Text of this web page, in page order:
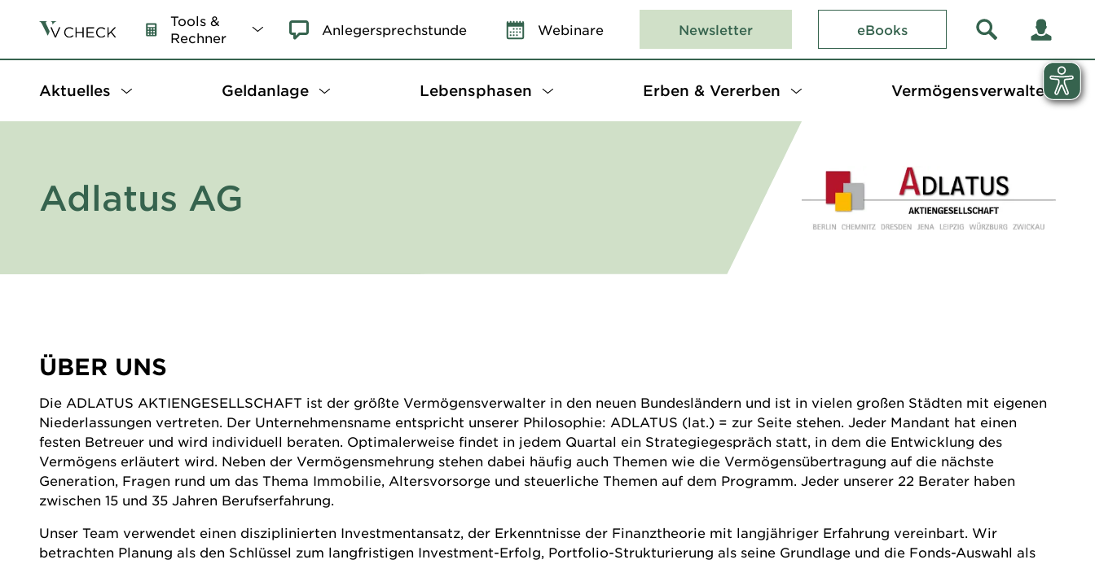
Tools &
Rechner
Anlegersprechstunde Webinare Newsletter eBooks
Aktuelles Geldanlage Lebensphasen Erben & Vererben Vermögensverwalter
Adlatus AG
ÜBER UNS
Die ADLATUS AKTIENGESELLSCHAFT ist der größte Vermögensverwalter in den neuen Bundesländern und ist in vielen großen Städten mit eigenen
Niederlassungen vertreten. Der Unternehmensname entspricht unserer Philosophie: ADLATUS (lat.) = zur Seite stehen. Jeder Mandant hat einen
festen Betreuer und wird individuell beraten. Optimalerweise findet in jedem Quartal ein Strategiegespräch statt, in dem die Entwicklung des
Vermögens erläutert wird. Neben der Vermögensmehrung stehen dabei häufig auch Themen wie die Vermögensübertragung auf die nächste
Generation, Fragen rund um das Thema Immobilie, Altersvorsorge und steuerliche Themen auf dem Programm. Jeder unserer 22 Berater haben
zwischen 15 und 35 Jahren Berufserfahrung.
Unser Team verwendet einen disziplinierten Investmentansatz, der Erkenntnisse der Finanztheorie mit langjähriger Erfahrung vereinbart. Wir
betrachten Planung als den Schlüssel zum langfristigen Investment-Erfolg, Portfolio-Strukturierung als seine Grundlage und die Fonds-Auswahl als